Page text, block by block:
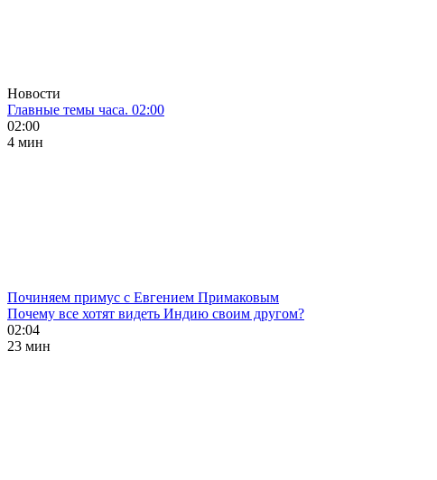
Новости
Главные темы часа. 02:00
02:00
4 мин
Починяем примус с Евгением Примаковым
Почему все хотят видеть Индию своим другом?
02:04
23 мин